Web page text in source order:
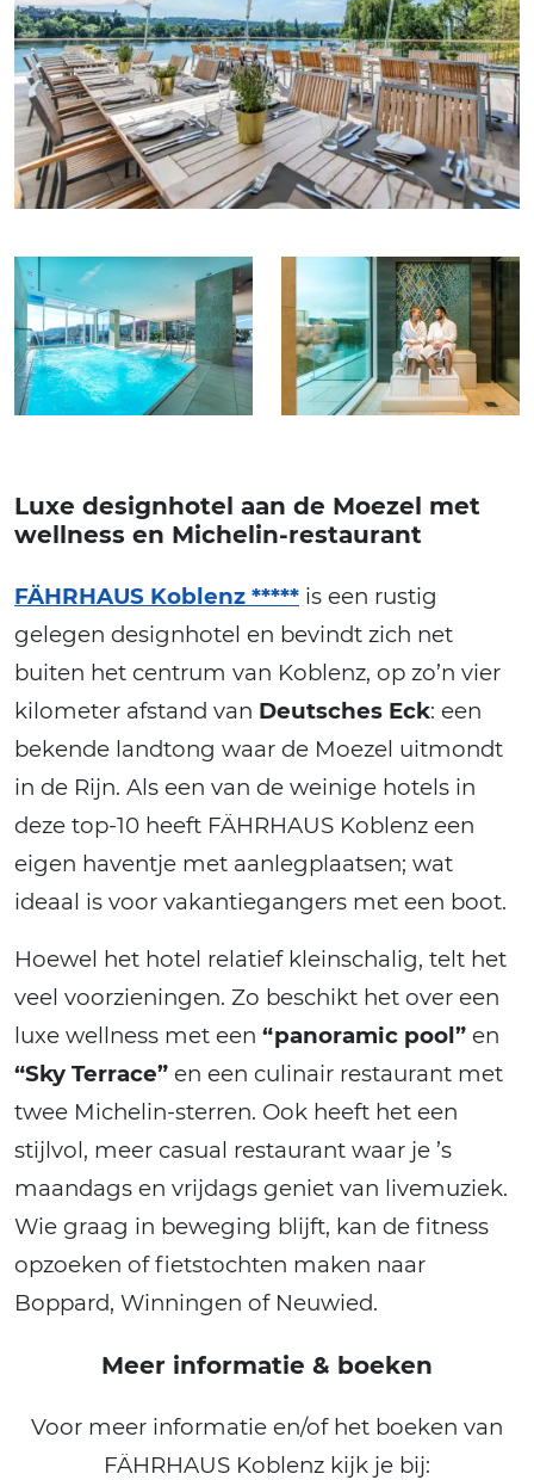
Luxe designhotel aan de Moezel met
wellness en Michelin-restaurant
FÄHRHAUS Koblenz ***** is een rustig
gelegen designhotel en bevindt zich net
buiten het centrum van Koblenz, op zo’n vier
kilometer afstand van Deutsches Eck: een
bekende landtong waar de Moezel uitmondt
in de Rijn. Als een van de weinige hotels in
deze top-10 heeft FÄHRHAUS Koblenz een
eigen haventje met aanlegplaatsen; wat
ideaal is voor vakantiegangers met een boot.
Hoewel het hotel relatief kleinschalig, telt het
veel voorzieningen. Zo beschikt het over een
luxe wellness met een “panoramic pool” en
“Sky Terrace” en een culinair restaurant met
twee Michelin-sterren. Ook heeft het een
stijlvol, meer casual restaurant waar je ’s
maandags en vrijdags geniet van livemuziek.
Wie graag in beweging blijft, kan de fitness
opzoeken of fietstochten maken naar
Boppard, Winningen of Neuwied.
Meer informatie & boeken
Voor meer informatie en/of het boeken van
FÄHRHAUS Koblenz kijk je bij: